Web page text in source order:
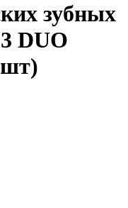
зубных
DUO
шт)